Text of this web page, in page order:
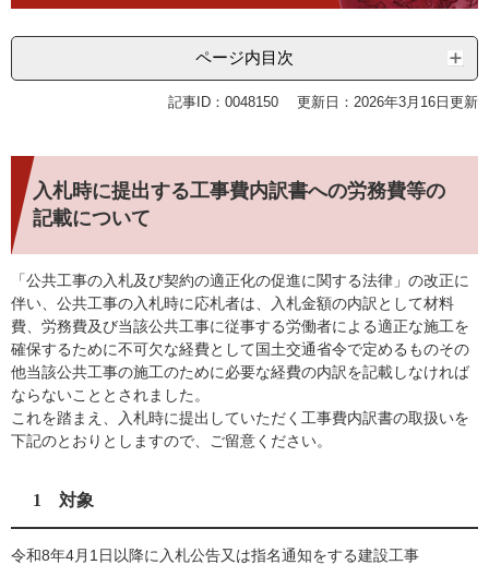
ページ内目次
記事ID：0048150 更新日：2026年3月16日更新
入札時に提出する工事費内訳書への労務費等の
記載について
「公共工事の入札及び契約の適正化の促進に関する法律」の改正に
伴い、公共工事の入札時に応札者は、入札金額の内訳として材料
費、労務費及び当該公共工事に従事する労働者による適正な施工を
確保するために不可欠な経費として国土交通省令で定めるものその
他当該公共工事の施工のために必要な経費の内訳を記載しなければ
ならないこととされました。
これを踏まえ、入札時に提出していただく工事費内訳書の取扱いを
下記のとおりとしますので、ご留意ください。
1 対象
令和8年4月1日以降に入札公告又は指名通知をする建設工事